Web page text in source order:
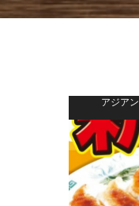
アジアン